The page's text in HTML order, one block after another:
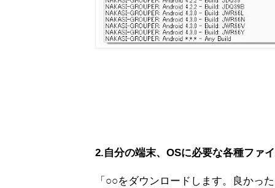
2.自分の端末、OSに必要な各種ファ
「○○をダウンロードします。良かっ